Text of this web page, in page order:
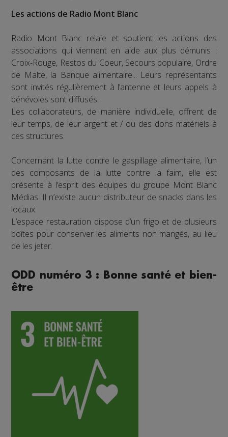
Les actions de Radio Mont Blanc
Radio Mont Blanc relaie et soutient les actions des
associations qui viennent en aide aux plus démunis :
Croix-Rouge, Restos du Coeur, Secours populaire, Ordre
de Malte, la Banque alimentaire... Leurs représentants
sont invités régulièrement à l’antenne et leurs appels à
bénévoles sont diffusés.
Les collaborateurs, de manière individuelle, offrent de
leur temps, de leur argent et / ou des dons matériels à
ces structures.
Concernant la lutte contre le gaspillage alimentaire, l’un
des composants de la lutte contre la faim, elle est
présente à l’esprit des équipes du groupe Mont Blanc
Médias. Il n’existe aucun distributeur de snacks dans les
locaux.
L’espace restauration dispose d’un frigo et de plusieurs
boîtes pour conserver les aliments non mangés, au lieu
de les jeter.
ODD numéro 3 : Bonne santé et bien-
être